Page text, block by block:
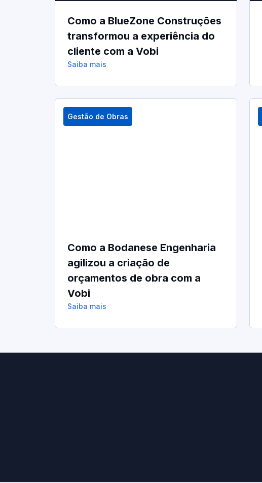
Como a BlueZone Construções
transformou a experiência do
cliente com a Vobi
Saiba mais
Gestão de Obras
Como a Bodanese Engenharia
agilizou a criação de
orçamentos de obra com a
Vobi
Saiba mais